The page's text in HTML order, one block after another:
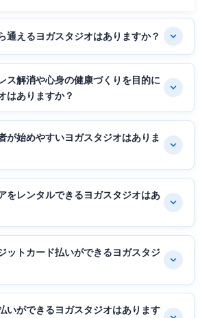
通えるヨガスタジオはありますか？
ス解消や心身の健康づくりを目的に
はありますか？
が始めやすいヨガスタジオはありま
をレンタルできるヨガスタジオはあ
ットカード払いができるヨガスタジ
いができるヨガスタジオはあります